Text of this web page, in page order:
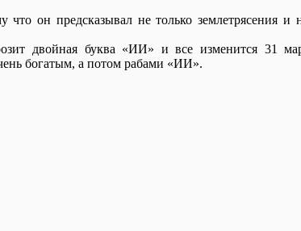
он предсказывал не только землетрясения
двойная буква «ИИ» и все изменится 31
богатым, а потом рабами «ИИ».